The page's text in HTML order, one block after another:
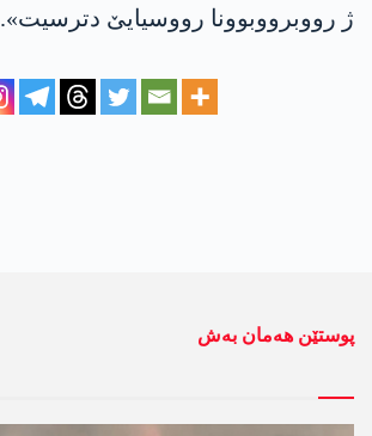
ژ رووبرووبوونا رووسیایێ دترسیت».
پوستێن ھەمان بەش